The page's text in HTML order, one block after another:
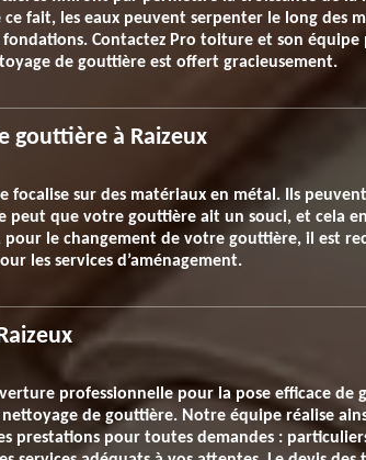
fait, les eaux peuvent serpenter le long des
Contactez Pro toiture et son
de gouttière est offert gracieusement.
gouttière à Raizeux
focalise sur des matériaux en métal. Ils
peut que votre gouttière ait un souci, et cela
le changement de votre gouttière, il est
les services d’aménagement.
professionnelle pour la pose efficace
de gouttière. Notre équipe réalise
prestations pour toutes demandes :